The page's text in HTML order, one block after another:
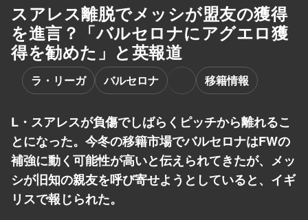
スアレス離脱でメッシが盟友の獲得
を進言？「バルセロナにアグエロ獲
得を勧めた」と英報道
ラ・リーガ バルセロナ 移籍情報
L・スアレスが負傷でしばらくピッチから離れるこ
とになった。今冬の移籍市場でバルセロナはFWの
補強に動く可能性が高いと伝えられてきたが、メッ
シが旧知の親友を呼び寄せようとしていると、イギ
リスで報じられた。